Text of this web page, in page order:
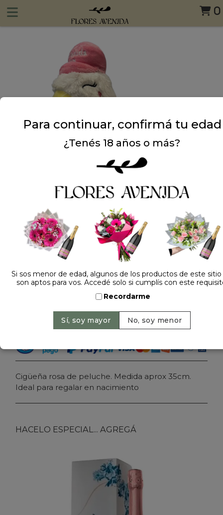
0
Dejá tu opinión
PELUCHE CIGÜEÑA NACIMIENTO 2694
Precio: $ 38.000-
Agregar al carrito
Cigüeña rosa de peluche. Medida aprox 35cm.
Ideal para regalar en nacimiento
HACELO ESPECIAL... AGREGÁ
Para continuar, confirmá tu edad
¿Tenés 18 años o más?
Si sos menor de edad, algunos de los productos de este
son aptos para vos. Accedé solo si cumplís con este
Recordarme